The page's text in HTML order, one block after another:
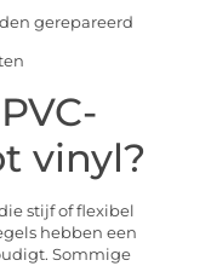
gerepareerd
vinyl?
stijf of flexibel
hebben een
Sommige